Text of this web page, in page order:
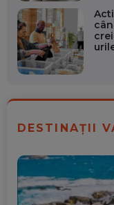
DESTINAȚII